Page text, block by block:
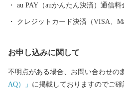
@do-furusato.jp 受付時間 午前9時
日曜日・祝日及び12月30日～1月3日を除く) ■ワンスト
ストップ特例申請書類受付係 宛
au PAY（auかんたん決済）通信料
クレジットカード決済（VISA、
お申し込みに関して
不明点がある場合、お問い合わせの
AQ）」 に掲載しておりますのでご確